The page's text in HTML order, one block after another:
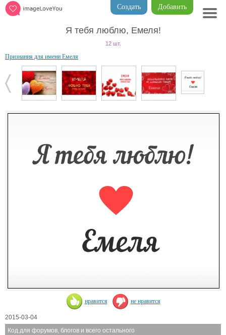
Добавить
Создать
Я тебя люблю, Емеля!
12 шт.
Признания для имени Емеля
нравится не нравится
2015-03-04
Код для форумов, блогов и всего остального